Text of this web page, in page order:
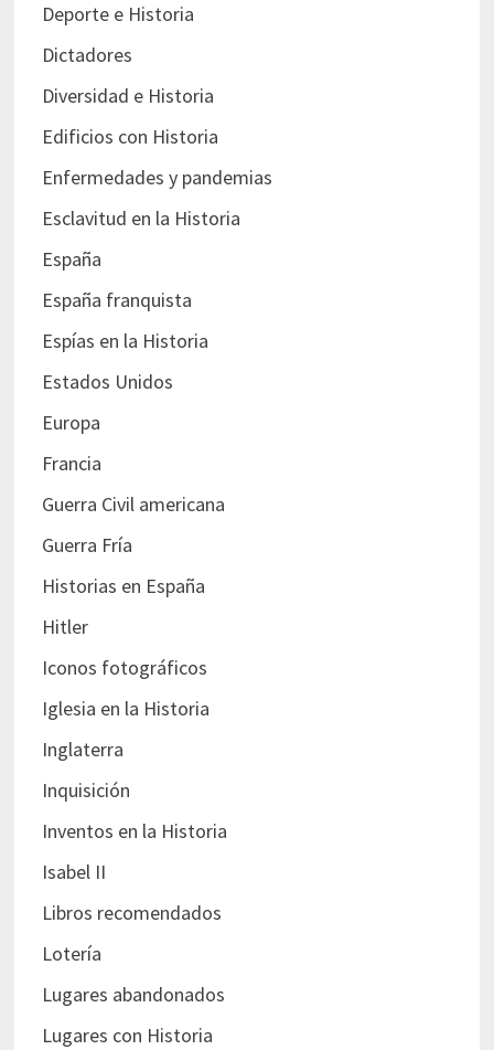
Deporte e Historia
Dictadores
Diversidad e Historia
Edificios con Historia
Enfermedades y pandemias
Esclavitud en la Historia
España
España franquista
Espías en la Historia
Estados Unidos
Europa
Francia
Guerra Civil americana
Guerra Fría
Historias en España
Hitler
Iconos fotográficos
Iglesia en la Historia
Inglaterra
Inquisición
Inventos en la Historia
Isabel II
Libros recomendados
Lotería
Lugares abandonados
Lugares con Historia